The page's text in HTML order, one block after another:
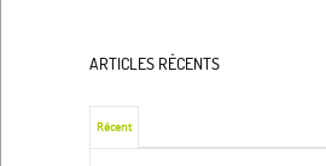
ARTICLES RÉCENTS
Récent